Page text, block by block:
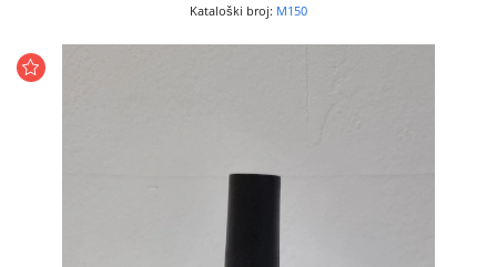
Kataloški broj: M150